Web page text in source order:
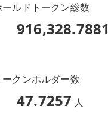
ールドトークン総数
916,328.7881
ークンホルダー数
47.7257 人